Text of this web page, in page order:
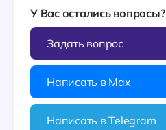
У Вас остались вопросы?
Задать вопрос
Написать в Max
Написать в Telegram